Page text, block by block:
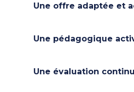
Une offre adaptée et
Une pédagogique
Une évaluation